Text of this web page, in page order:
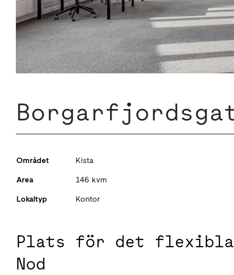
Området Kista
Area 146 kvm
Lokaltyp Kontor
Plats för det
Nod